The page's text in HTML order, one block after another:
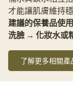
才能讓肌膚維持
建議的保養品使
洗臉 → 化妝水或
了解更多相關產